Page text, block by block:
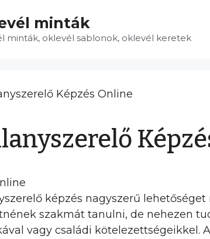
minták
minták, oklevél sablonok, oklevél keretek
képzés nagyszerű
szakmát tanulni, de nehezen
vagy családi kötelezettségeikkel.